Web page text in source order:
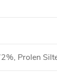
Prolen